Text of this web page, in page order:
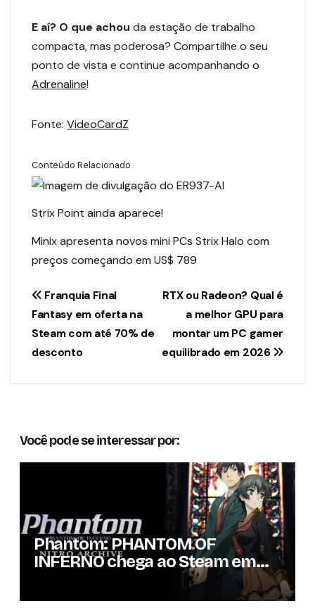
E aí? O que achou da estação de trabalho
compacta, mas poderosa? Compartilhe o seu
ponto de vista e continue acompanhando o
Adrenaline!
Fonte: VideoCardZ
Conteúdo Relacionado
Strix Point ainda aparece!
Minix apresenta novos mini PCs Strix Halo com
preços começando em US$ 789
Navegação
de
Post
RTX ou Radeon? Qual é
a melhor GPU para
montar um PC gamer
equilibrado em 2026
Franquia Final
Fantasy em oferta na
Steam com até 70% de
desconto
Você pode se interessar por:
Phantom: PHANTOM OF
INFERNO chega ao Steam em
setembro com conteúdo da
versão lançada em 2013